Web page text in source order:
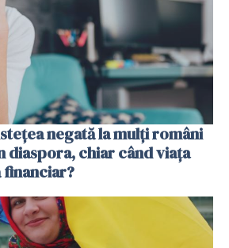
negată la mulți români
diaspora, chiar când viața
financiar?